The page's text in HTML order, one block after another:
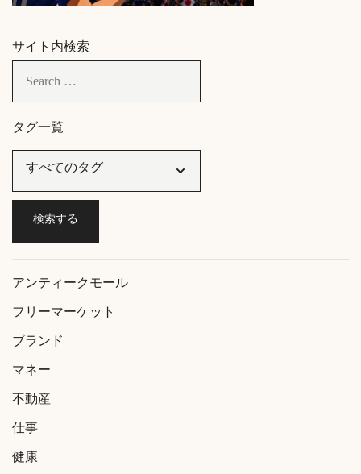
サイト内検索
タグ一覧
アンティークモール
フリーマーケット
ブランド
マネー
不動産
仕事
健康